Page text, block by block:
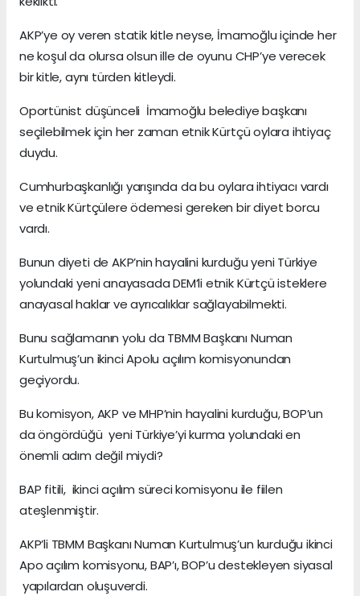
AKP’ye oy veren statik kitle neyse, İmamoğlu içinde her
ne koşul da olursa olsun ille de oyunu CHP’ye verecek
bir kitle, aynı türden kitleydi.
Oportünist düşünceli İmamoğlu belediye başkanı
seçilebilmek için her zaman etnik Kürtçü oylara ihtiyaç
duydu.
Cumhurbaşkanlığı yarışında da bu oylara ihtiyacı vardı
ve etnik Kürtçülere ödemesi gereken bir diyet borcu
vardı.
Bunun diyeti de AKP’nin hayalini kurduğu yeni Türkiye
yolundaki yeni anayasada DEM’li etnik Kürtçü isteklere
anayasal haklar ve ayrıcalıklar sağlayabilmekti.
Bunu sağlamanın yolu da TBMM Başkanı Numan
Kurtulmuş’un ikinci Apolu açılım komisyonundan
geçiyordu.
Bu komisyon, AKP ve MHP’nin hayalini kurduğu, BOP’un
da öngördüğü yeni Türkiye’yi kurma yolundaki en
önemli adım değil miydi?
BAP fitili, ikinci açılım süreci komisyonu ile fiilen
ateşlenmiştir.
AKP’li TBMM Başkanı Numan Kurtulmuş’un kurduğu ikinci
Apo açılım komisyonu, BAP’ı, BOP’u destekleyen siyasal
yapılardan oluşuverdi.